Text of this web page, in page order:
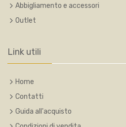
Abbigliamento e accessori
Outlet
Link utili
Home
Contatti
Guida all'acquisto